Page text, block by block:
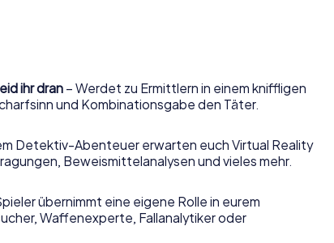
ihr dran – Werdet zu Ermittlern in einem kniffligen
und Kombinationsgabe den Täter.
Detektiv-Abenteuer erwarten euch Virtual Reality
Beweismittelanalysen und vieles mehr.
übernimmt eine eigene Rolle in eurem
Waffenexperte, Fallanalytiker oder